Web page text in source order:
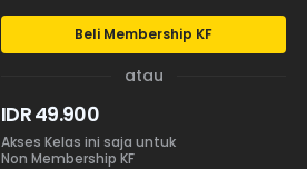
Beli Membership KF
atau
IDR 49.900
Akses Kelas ini saja untuk
Non Membership KF